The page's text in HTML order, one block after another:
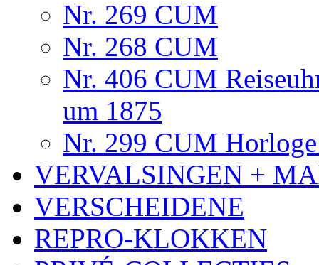
Nr. 269 CUM
Nr. 268 CUM
Nr. 406 CUM
um 1875
Nr. 299 CUM
VERVALSINGEN +
VERSCHEIDENE
REPRO-KLOKKEN